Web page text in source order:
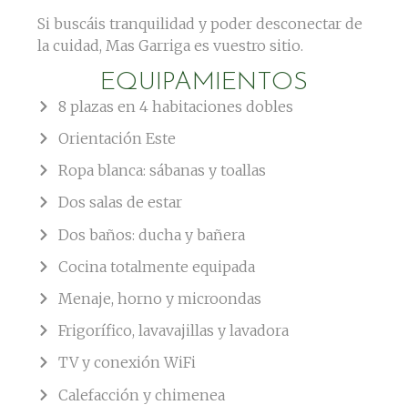
Si buscáis tranquilidad y poder desconectar de
la cuidad, Mas Garriga es vuestro sitio.
EQUIPAMIENTOS
8 plazas en 4 habitaciones dobles
Orientación Este
Ropa blanca: sábanas y toallas
Dos salas de estar
Dos baños: ducha y bañera
Cocina totalmente equipada
Menaje, horno y microondas
Frigorífico, lavavajillas y lavadora
TV y conexión WiFi
Calefacción y chimenea